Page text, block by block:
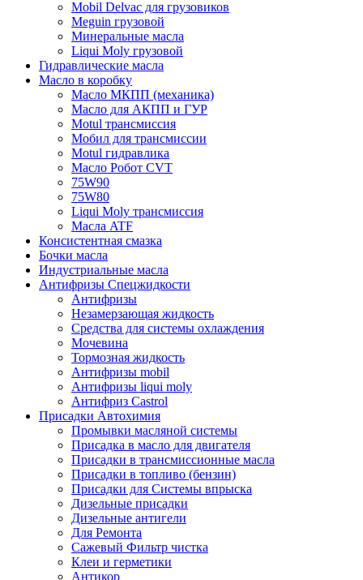
Mobil Delvac для грузовиков
Meguin грузовой
Минеральные масла
Liqui Moly грузовой
Гидравлические масла
Масло в коробку
Масло МКПП (механика)
Масло для АКПП и ГУР
Motul трансмиссия
Мобил для трансмиссии
Motul гидравлика
Масло Робот CVT
75W90
75W80
Liqui Moly трансмиссия
Масла ATF
Консистентная смазка
Бочки масла
Индустриальные масла
Антифризы Спецжидкости
Антифризы
Незамерзающая жидкость
Средства для системы охлаждения
Мочевина
Тормозная жидкость
Антифризы mobil
Антифризы liqui moly
Антифриз Castrol
Присадки Автохимия
Промывки масляной системы
Присадка в масло для двигателя
Присадки в трансмиссионные масла
Присадки в топливо (бензин)
Присадки для Системы впрыска
Дизельные присадки
Дизельные антигели
Для Ремонта
Сажевый Фильтр чистка
Клеи и герметики
Антикор